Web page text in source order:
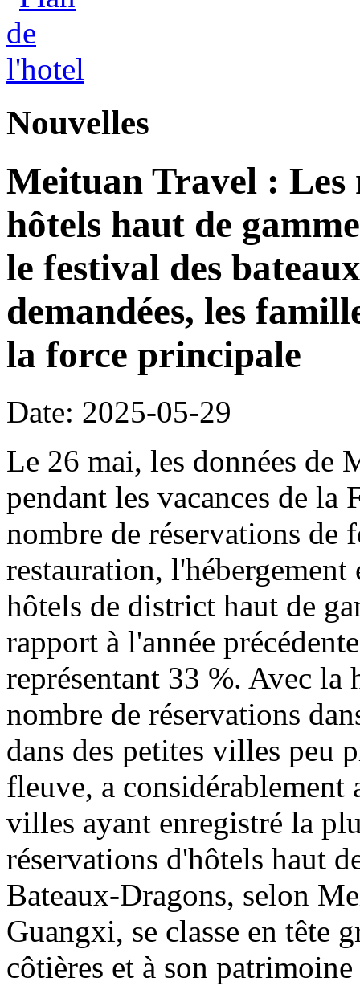
Nouvelles
Meituan Travel : Les
hôtels haut de
le festival des
demandées, les
la force principale
Date: 2025-05-29
Le 26 mai, les données de
pendant les vacances de la
nombre de réservations
restauration, l'hébergement
hôtels de district haut de
rapport à l'année
représentant 33 %. Avec la
nombre de réservations
dans des petites villes peu
fleuve, a considérablement
villes ayant enregistré la
réservations d'hôtels haut
Bateaux-Dragons, selon
Guangxi, se classe en tête
côtières et à son